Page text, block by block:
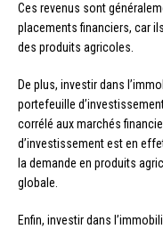
Ces revenus sont
placements financiers, car
des produits agricoles.
De plus, investir dans
portefeuille
corrélé aux marchés
d’investissement est en
la demande en produits
globale.
Enfin, investir dans